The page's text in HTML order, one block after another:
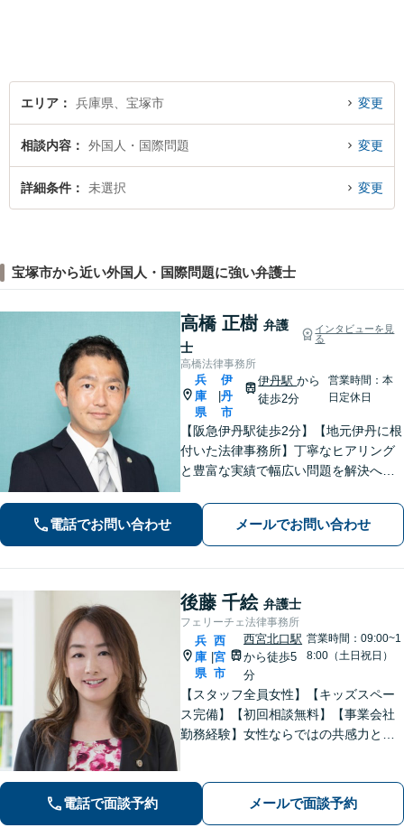
エリア 兵庫県、宝塚市 変更
相談内容 外国人・国際問題 変更
詳細条件 未選択 変更
宝塚市から近い外国人・国際問題に強い弁護士
高橋 正樹 弁護
士
インタビューを見
る
高橋法律事務所
兵
庫
県
伊
丹
市
伊丹駅から
徒歩2分
営業時間：本
日定休日
【阪急伊丹駅徒歩2分】【地元伊丹に根
付いた法律事務所】丁寧なヒアリング
と豊富な実績で幅広い問題を解決へ導
請求／面会交流など【相続・遺言】相
続放棄／遺産分割調停など【電話・メ
ール相談初回無料】【休日夜間対応
可】
電話でお問い合わせ メールでお問い合わせ
後藤 千絵 弁護士
フェリーチェ法律事務所
兵
庫
県
西
宮
市
西宮北口駅
から徒歩5
分
営業時間：09:00~1
8:00（土日祝日）
【スタッフ全員女性】【キッズスペー
ス完備】【初回相談無料】【事業会社
勤務経験】女性ならではの共感力とコ
利を守ります。特に離婚や相続など家
族の事案が得意です。
電話で面談予約 メールで面談予約